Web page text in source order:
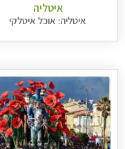
איטליה
איטליה: אוכל איטלקי